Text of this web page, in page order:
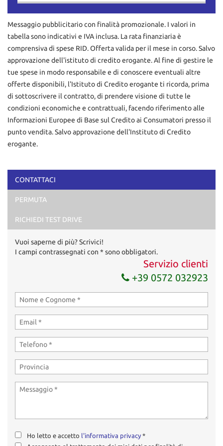
Contattaci
Ho letto e accettol'informativa privacy*
Acconsento al trattamento dei miei dati per finalità di
Invia la tua richiesta
Messaggio pubblicitario con finalità promozionale. I valori in
tabella sono indicativi e IVA inclusa. La rata finanziaria è
comprensiva di spese RID. Offerta valida per il mese in corso. Salvo
approvazione dell'istituto di credito erogante. Al fine di gestire le
tue spese in modo responsabile e di conoscere eventuali altre
offerte disponibili, l'Istituto di Credito erogante ti ricorda, prima
di sottoscrivere il contratto, di prendere visione di tutte le
condizioni economiche e contrattuali, facendo riferimento alle
Informazioni Europee di Base sul Credito ai Consumatori presso il
punto vendita. Salvo approvazione dell'Instituto di Credito
erogante.
CONTATTACI
PERMUTA
RICHIEDI TEST DRIVE
Vuoi saperne di più? Scrivici!
I campi contrassegnati con * sono obbligatori.
Servizio clienti
+39 0572 032923
Ho letto e accetto l'informativa privacy *